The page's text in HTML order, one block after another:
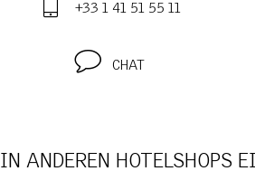
+33 1 41 51 55 11
CHAT
IN ANDEREN HOTELSHOPS